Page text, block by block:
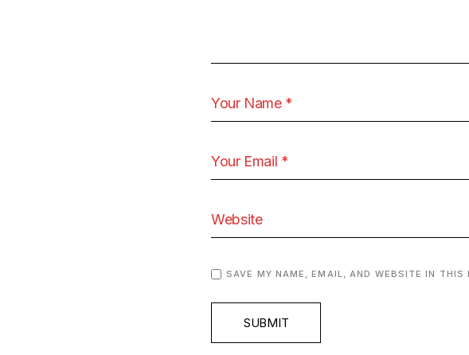
SAVE MY NAME, EMAIL, AND WEBSITE IN
SUBMIT